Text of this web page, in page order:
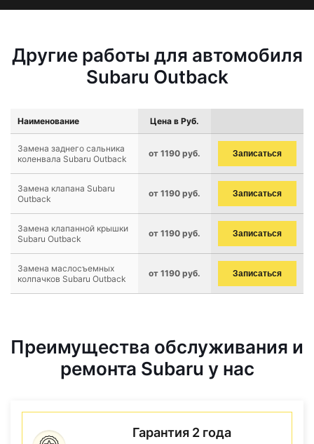
Другие работы для автомобиля
Subaru Outback
Наименование Цена в Руб.
Замена заднего сальника
коленвала Subaru Outback
от 1190 руб. Записаться
Замена клапана Subaru
Outback
от 1190 руб. Записаться
Замена клапанной крышки
Subaru Outback
от 1190 руб. Записаться
Замена маслосъемных
колпачков Subaru Outback
от 1190 руб. Записаться
Преимущества обслуживания и
ремонта Subaru у нас
Гарантия 2 года